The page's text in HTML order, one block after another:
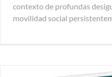
contexto de profundas
movilidad social